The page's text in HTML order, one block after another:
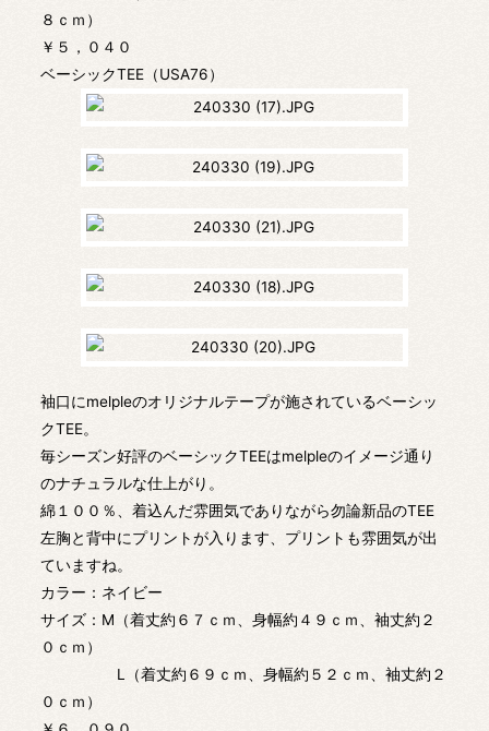
８ｃｍ）
￥５，０４０
ベーシックTEE（USA76）
袖口にmelpleのオリジナルテープが施されているベーシッ
クTEE。
毎シーズン好評のベーシックTEEはmelpleのイメージ通り
のナチュラルな仕上がり。
綿１００％、着込んだ雰囲気でありながら勿論新品のTEE
左胸と背中にプリントが入ります、プリントも雰囲気が出
ていますね。
カラー：ネイビー
サイズ：M（着丈約６７ｃｍ、身幅約４９ｃｍ、袖丈約２
０ｃｍ）
L（着丈約６９ｃｍ、身幅約５２ｃｍ、袖丈約２
０ｃｍ）